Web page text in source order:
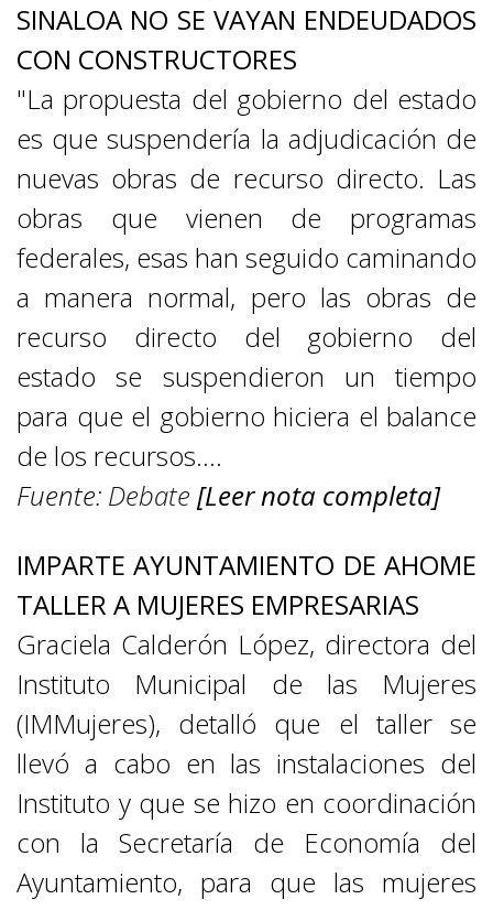
SINALOA NO SE VAYAN ENDEUDADOS
CON CONSTRUCTORES
"La propuesta del gobierno del estado
es que suspendería la adjudicación de
nuevas obras de recurso directo. Las
obras que vienen de programas
federales, esas han seguido caminando
a manera normal, pero las obras de
recurso directo del gobierno del
estado se suspendieron un tiempo
para que el gobierno hiciera el balance
de los recursos….
Fuente: Debate [Leer nota completa]
IMPARTE AYUNTAMIENTO DE AHOME
TALLER A MUJERES EMPRESARIAS
Graciela Calderón López, directora del
Instituto Municipal de las Mujeres
(IMMujeres), detalló que el taller se
llevó a cabo en las instalaciones del
Instituto y que se hizo en coordinación
con la Secretaría de Economía del
Ayuntamiento, para que las mujeres